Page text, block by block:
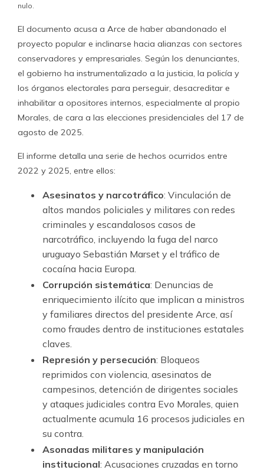
nulo.
El documento acusa a Arce de haber abandonado el
proyecto popular e inclinarse hacia alianzas con sectores
conservadores y empresariales. Según los denunciantes,
el gobierno ha instrumentalizado a la justicia, la policía y
los órganos electorales para perseguir, desacreditar e
inhabilitar a opositores internos, especialmente al propio
Morales, de cara a las elecciones presidenciales del 17 de
agosto de 2025.
El informe detalla una serie de hechos ocurridos entre
2022 y 2025, entre ellos:
Asesinatos y narcotráfico: Vinculación de
altos mandos policiales y militares con redes
criminales y escandalosos casos de
narcotráfico, incluyendo la fuga del narco
uruguayo Sebastián Marset y el tráfico de
cocaína hacia Europa.
Corrupción sistemática: Denuncias de
enriquecimiento ilícito que implican a ministros
y familiares directos del presidente Arce, así
como fraudes dentro de instituciones estatales
claves.
Represión y persecución: Bloqueos
reprimidos con violencia, asesinatos de
campesinos, detención de dirigentes sociales
y ataques judiciales contra Evo Morales, quien
actualmente acumula 16 procesos judiciales en
su contra.
Asonadas militares y manipulación
institucional: Acusaciones cruzadas en torno